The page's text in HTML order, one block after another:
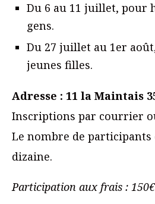
Du 6 au 11 juillet, pour
gens.
Du 27 juillet au 1er
jeunes filles.
Adresse : 11 la Maintais
Inscriptions par courrier
Le nombre de
dizaine.
Participation aux frais : 150€